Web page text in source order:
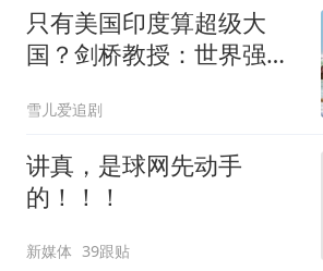
只有美国印度算超级大
国？剑桥教授：世界强国
雪儿爱追剧
讲真，是球网先动手
的！！！
新媒体 39跟贴